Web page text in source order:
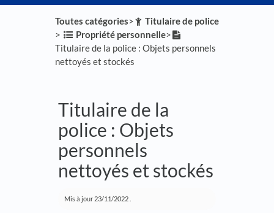
Toutes catégories​>​ ​Titulaire de police​
> ​
​Propriété personnelle​>​
Titulaire de la police : Objets personnels
nettoyés et stockés
Titulaire de la
police : Objets
personnels
nettoyés et stockés
Mis à jour 23/11/2022